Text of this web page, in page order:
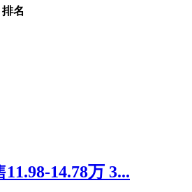
排名
14.78万 3...